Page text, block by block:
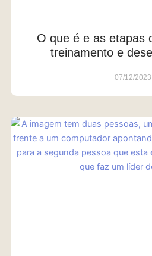
O que é e as etapas
treinamento e
07/12/2023